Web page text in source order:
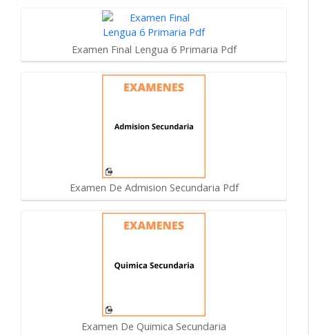
Examen Final Lengua 6 Primaria Pdf
Examen De Admision Secundaria Pdf
Examen De Quimica Secundaria